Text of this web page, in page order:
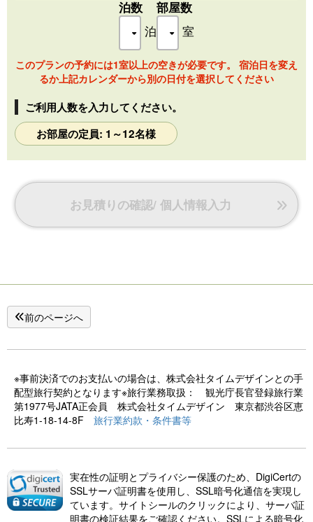
■ シングル4台、セミダブル敷布団3つ、ソファーベッド、寝
■ 冷暖房完備/テーブル/ソファー/スツール/置き型エアコ
ン/Wi-Fi
泊数
泊
部屋数
室
このプランの予約には1室以上の空きが必要です。 宿泊日を変え
るか上記カレンダーから別の日付を選択してください
ご利用人数を入力してください。
お部屋の定員: 1～12名様
お見積りの確認/ 個人情報入力
前のページへ
※事前決済でのお支払いの場合は、株式会社タイムデザインとの手
配型旅行契約となります※旅行業務取扱： 観光庁長官登録旅行業
第1977号JATA正会員 株式会社タイムデザイン 東京都渋谷区恵
比寿1-18-14-8F 旅行業約款・条件書等
実在性の証明とプライバシー保護のため、DigiCertの
SSLサーバ証明書を使用し、SSL暗号化通信を実現し
ています。サイトシールのクリックにより、サーバ証
明書の検証結果をご確認ください。SSLによる暗号化